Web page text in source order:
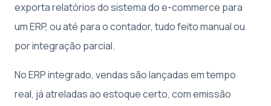
exporta relatórios do sistema do e-commerce para
um ERP, ou até para o contador, tudo feito manual ou
por integração parcial.
No ERP integrado, vendas são lançadas em tempo
real, já atreladas ao estoque certo, com emissão